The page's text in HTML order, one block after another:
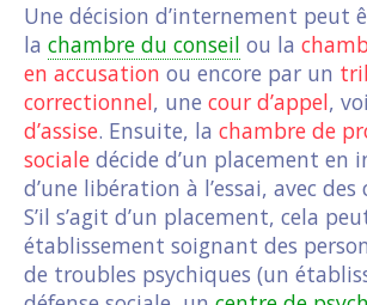
Une décision d’internement peut
la chambre du conseil ou la
en accusation ou encore par un
correctionnel, une cour d’appel,
d’assise. Ensuite, la chambre de
sociale décide d’un placement en
d’une libération à l’essai, avec
S’il s’agit d’un placement, cela
établissement soignant des
de troubles psychiques (un